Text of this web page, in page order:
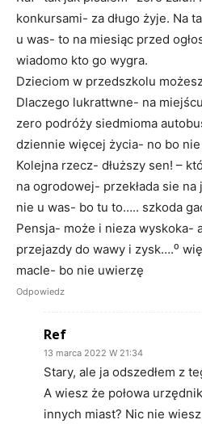
konkursami- za długo żyje. Na
u was- to na miesiąc przed
wiadomo kto go wygra.
Dzieciom w przedszkolu
Dlaczego lukrattwne- na
zero podróży siedmioma
dziennie więcej życia- no bo
Kolejna rzecz- dłuższy sen! –
na ogrodowej- przekłada sie
nie u was- bo tu to….. szkoda
Pensja- może i nieza wyskoka-
przejazdy do wawy i zysk….⁰
macIe- bo nie uwierzę
Odpowiedz
Ref
13 marca 2022 W 21:34
Stary, ale ja odszedłem z
A wiesz że połowa
innych miast? Nic nie